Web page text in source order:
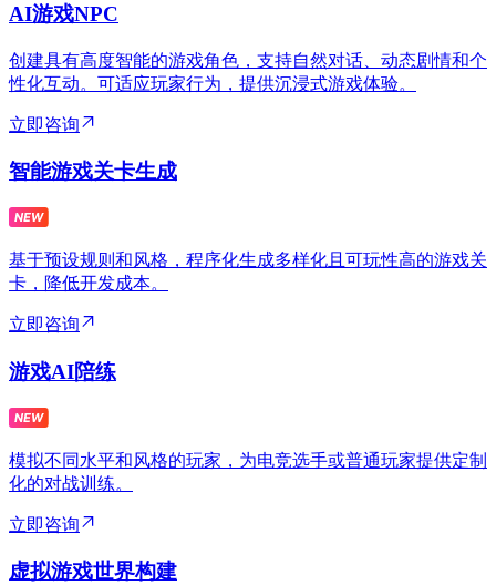
AI游戏NPC
创建具有高度智能的游戏角色，支持自然对话、动态剧情和个
性化互动。可适应玩家行为，提供沉浸式游戏体验。
立即咨询
智能游戏关卡生成
基于预设规则和风格，程序化生成多样化且可玩性高的游戏关
卡，降低开发成本。
立即咨询
游戏AI陪练
模拟不同水平和风格的玩家，为电竞选手或普通玩家提供定制
化的对战训练。
立即咨询
虚拟游戏世界构建